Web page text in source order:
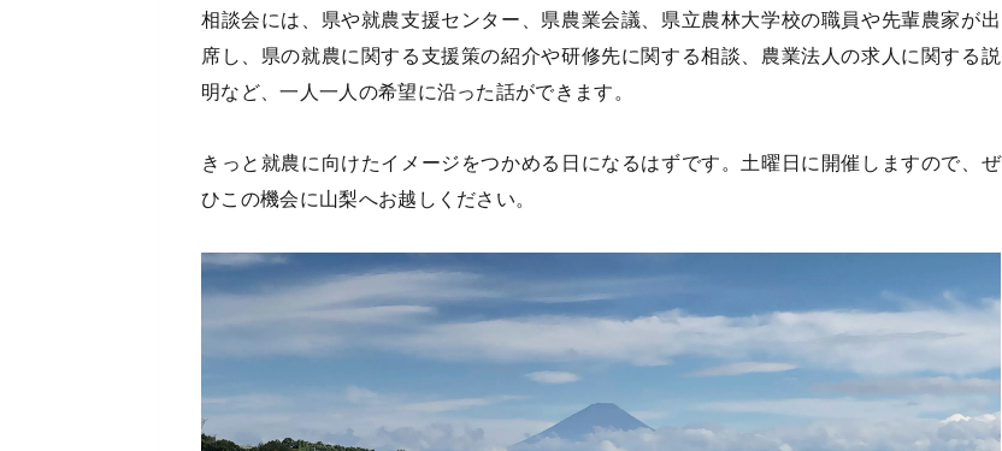
相談会には、県や就農支援センター、県農業会議、県立農林大学校の職員や先輩農家が出
席し、県の就農に関する支援策の紹介や研修先に関する相談、農業法人の求人に関する説
明など、一人一人の希望に沿った話ができます。
きっと就農に向けたイメージをつかめる日になるはずです。土曜日に開催しますので、ぜ
ひこの機会に山梨へお越しください。